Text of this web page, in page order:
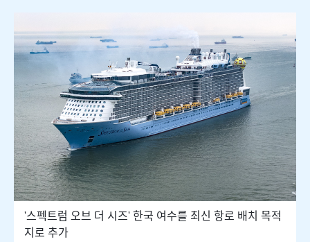
'스펙트럼 오브 더 시즈' 한국 여수를 최신 항로 배치 목적
지로 추가